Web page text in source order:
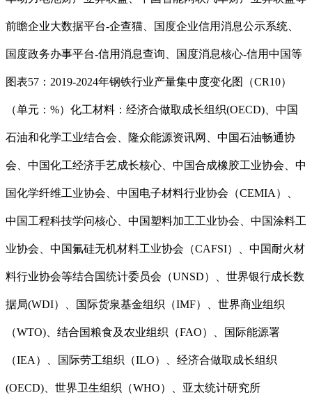
前瞻企业大数据平台-企查猫、国度企业信用消息公示系统、
国度政务办事平台-信用消息查询、国度消息核心-信用中国等
图表57：2019-2024年钢铁行业产量集中度变化图（CR10）
（单元：%）化工材料：经济合做取成长组织(OECD)、中国
石油和化学工业结合会、隆众能源资讯网、中国石油畅通协
会、中国化工经济手艺成长核心、中国合成橡胶工业协会、中
国化学纤维工业协会、中国电子材料行业协会（CEMIA）、
中国工程科技学问核心、中国塑料加工工业协会、中国涂料工
业协会、中国氟硅无机材料工业协会（CAFSI）、中国耐火材
料行业协会等结合国统计委员会（UNSD）、世界银行成长数
据局(WDI）、国际货泉基金组织（IMF）、世界商业组织
（WTO)、结合国粮食及农业组织（FAO）、国际能源署
（IEA）、国际劳工组织（ILO）、经济合做取成长组织
(OECD)、世界卫生组织（WHO）、亚太统计研究所